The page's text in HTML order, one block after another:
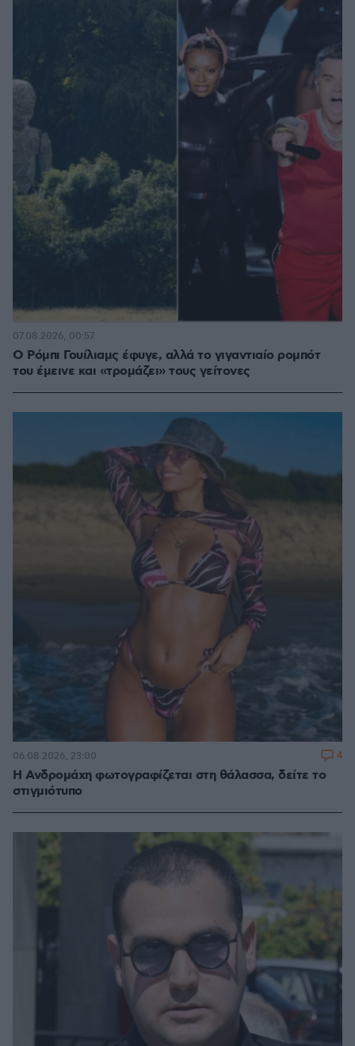
Ο Ρόμπι Γουίλιαμς έφυγε, αλλά το γιγαντιαίο ρομπότ
του έμεινε και «τρομάζει» τους γείτονες
07.08.2026, 00:57
Η Ανδρομάχη φωτογραφίζεται στη θάλασσα, δείτε το
στιγμιότυπο
06.08.2026, 23:00 4